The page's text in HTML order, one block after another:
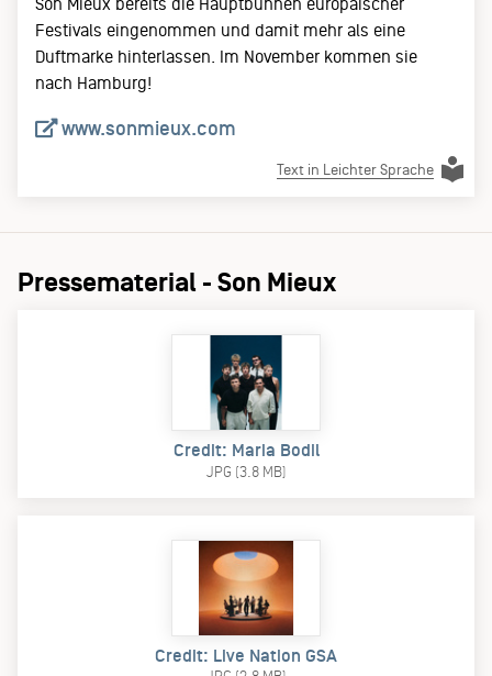
Son Mieux bereits die Hauptbühnen europäischer
Festivals eingenommen und damit mehr als eine
Duftmarke hinterlassen. Im November kommen sie
nach Hamburg!
www.sonmieux.com
Text in Leichter Sprache
Pressematerial - Son Mieux
Credit: Maria Bodil
JPG (3.8 MB)
Credit: Live Nation GSA